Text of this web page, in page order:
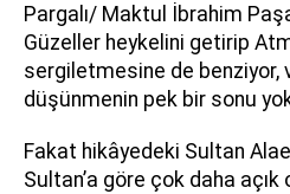
Pargalı/ Maktul İbrahim
Güzeller heykelini getirip
sergiletmesine de benziyor,
düşünmenin pek bir sonu
Fakat hikâyedeki Sultan
Sultan’a göre çok daha açık